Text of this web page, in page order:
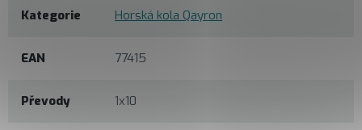
Kategorie Horská kola Qayron
EAN 77415
Převody 1x10